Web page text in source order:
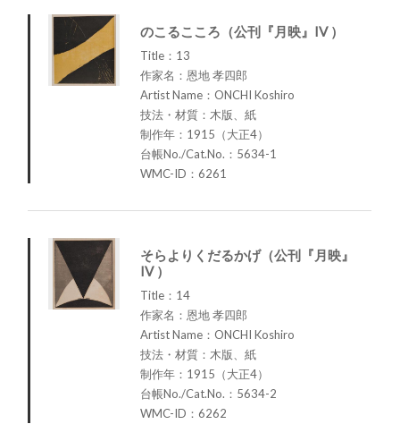
のこるこころ（公刊『月映』IV ）
Title：13
作家名：恩地 孝四郎
Artist Name：ONCHI Koshiro
技法・材質：木版、紙
制作年：1915（大正4）
台帳No./Cat.No.：5634-1
WMC-ID：6261
そらよりくだるかげ（公刊『月映』
IV ）
Title：14
作家名：恩地 孝四郎
Artist Name：ONCHI Koshiro
技法・材質：木版、紙
制作年：1915（大正4）
台帳No./Cat.No.：5634-2
WMC-ID：6262